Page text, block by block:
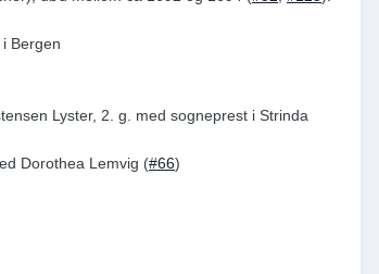
Bergen
Lyster, 2. g. med sogneprest i Strinda
Dorothea Lemvig (#66)